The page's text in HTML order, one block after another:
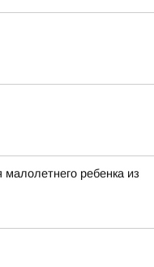
ребенка из